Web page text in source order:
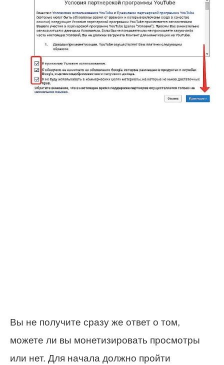
Вы не получите сразу же ответ о том,
можете ли вы монетизировать просмотры
или нет. Для начала должно пройти